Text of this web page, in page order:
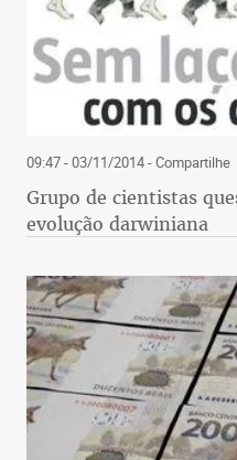
09:47 - 03/11/2014- Compartilhe
Grupo de cientistas
evolução darwiniana